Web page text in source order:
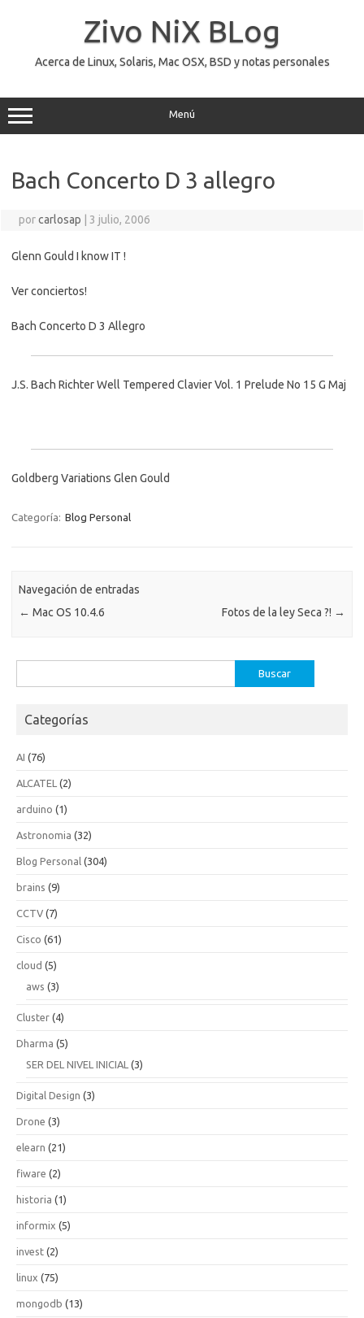
Zivo NiX BLog
Acerca de Linux, Solaris, Mac OSX, BSD y notas personales
Menú
Bach Concerto D 3 allegro
porcarlosap 3 julio, 2006
Glenn Gould I know IT !
Ver conciertos!
Bach Concerto D 3 Allegro
J.S. Bach Richter Well Tempered Clavier Vol. 1 Prelude No 15 G Maj
Goldberg Variations Glen Gould
Categoría: Blog Personal
Navegación de entradas
← Mac OS 10.4.6 Fotos de la ley Seca ?! →
Categorías
AI (76)
ALCATEL (2)
arduino (1)
Astronomia (32)
Blog Personal (304)
brains (9)
CCTV (7)
Cisco (61)
cloud (5)
aws (3)
Cluster (4)
Dharma (5)
SER DEL NIVEL INICIAL (3)
Digital Design (3)
Drone (3)
elearn (21)
fiware (2)
historia (1)
informix (5)
invest (2)
linux (75)
mongodb (13)